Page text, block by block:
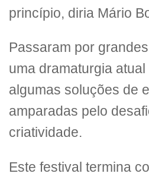
princípio, diria Mário
Passaram por
uma dramaturgia
algumas soluções de
amparadas pelo
criatividade.
Este festival termina